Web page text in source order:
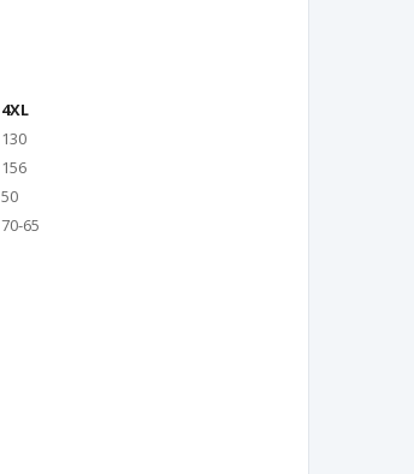
4XL
130
156
50
70-65